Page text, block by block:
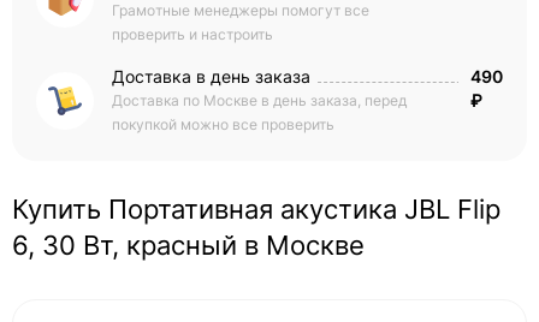
Грамотные менеджеры помогут все
проверить и настроить
Доставка в день заказа
Доставка по Москве в день заказа, перед
покупкой можно все проверить
490
₽
Купить Портативная акустика JBL Flip
6, 30 Вт, красный в Москве